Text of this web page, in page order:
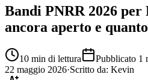
Bandi PNRR 2026 per
ancora aperto e
10 min di lettura Pubblicato 1
22 maggio 2026·Scritto da: Kevin